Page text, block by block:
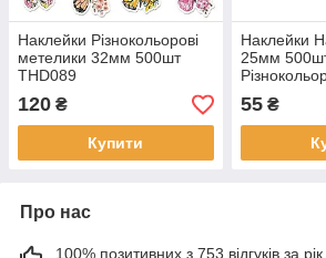
Наклейки Різнокольорові
метелики 32мм 500шт
THD089
120 ₴
Купити
Наклейки
25мм
55₴
Про нас
100% позитивних з 753 відгуків за рік